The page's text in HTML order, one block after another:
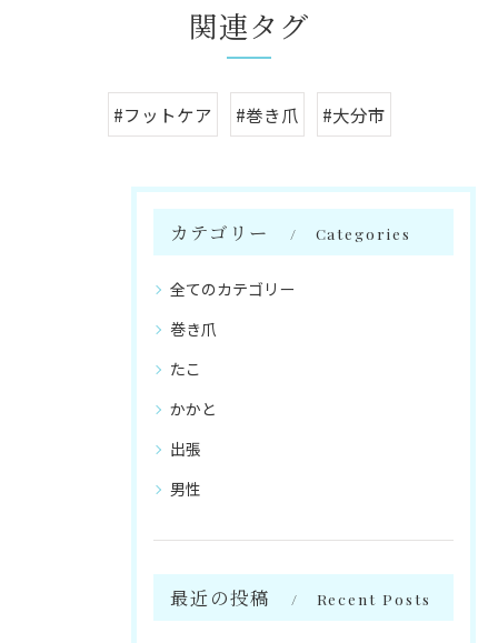
関連タグ
#フットケア #巻き爪 #大分市
カテゴリー Categories
全てのカテゴリー
巻き爪
たこ
かかと
出張
男性
最近の投稿 Recent Posts